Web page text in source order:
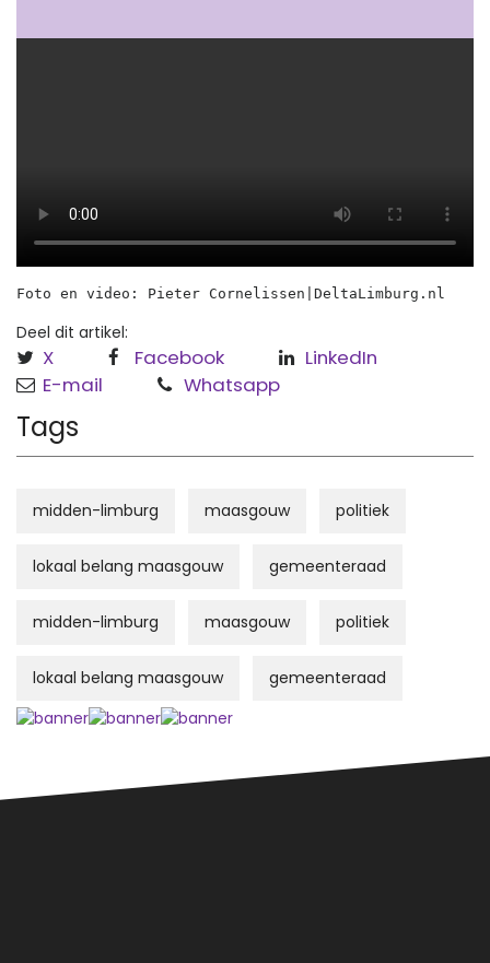
Foto en video: Pieter Cornelissen|DeltaLimburg.nl
Deel dit artikel:
X Facebook
LinkedIn
E-mail
Whatsapp
Tags
midden-limburg maasgouw politiek
lokaal belang maasgouw gemeenteraad
midden-limburg maasgouw politiek
lokaal belang maasgouw gemeenteraad